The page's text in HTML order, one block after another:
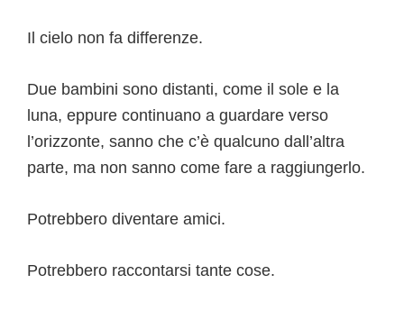
Il cielo non fa differenze.
Due bambini sono distanti, come il sole e la
luna, eppure continuano a guardare verso
l’orizzonte, sanno che c’è qualcuno dall’altra
parte, ma non sanno come fare a raggiungerlo.
Potrebbero diventare amici.
Potrebbero raccontarsi tante cose.